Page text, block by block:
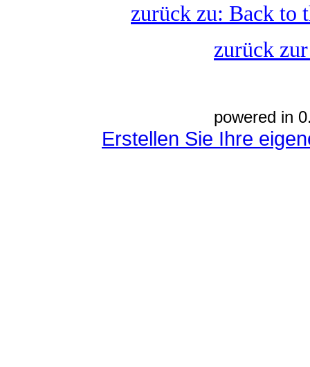
zurück zu: Back to
zurück
powered in
Erstellen Sie Ihre